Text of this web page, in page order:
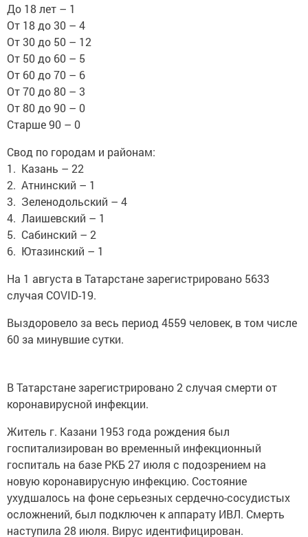
До 18 лет – 1
От 18 до 30 – 4
От 30 до 50 – 12
От 50 до 60 – 5
От 60 до 70 – 6
От 70 до 80 – 3
От 80 до 90 – 0
Старше 90 – 0
Свод по городам и районам:
1. Казань – 22
2. Атнинский – 1
3. Зеленодольский – 4
4. Лаишевский – 1
5. Сабинский – 2
6. Ютазинский – 1
На 1 августа в Татарстане зарегистрировано 5633
случая COVID-19.
Выздоровело за весь период 4559 человек, в том числе
60 за минувшие сутки.
В Татарстане зарегистрировано 2 случая смерти от
коронавирусной инфекции.
Житель г. Казани 1953 года рождения был
госпитализирован во временный инфекционный
госпиталь на базе РКБ 27 июля с подозрением на
новую коронавирусную инфекцию. Состояние
ухудшалось на фоне серьезных сердечно-сосудистых
осложнений, был подключен к аппарату ИВЛ. Смерть
наступила 28 июля. Вирус идентифицирован.